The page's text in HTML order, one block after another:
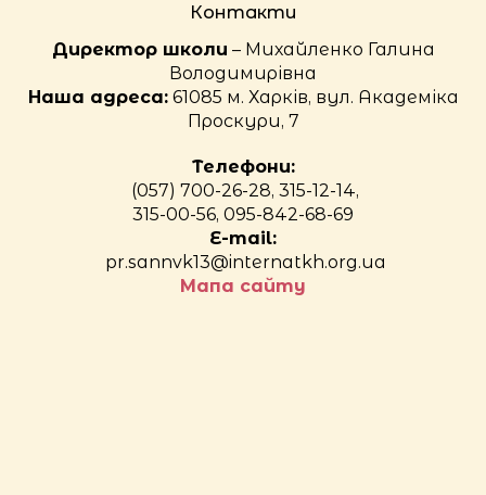
Контакти
Директор школи – Михайленко Галина
Володимирівна
Наша адреса:61085 м. Харків, вул. Академіка
Проскури, 7
Телефони:
(057) 700-26-28, 315-12-14,
315-00-56, 095-842-68-69
E-mail:
pr.sannvk13@internatkh.org.ua
Мапа сайту